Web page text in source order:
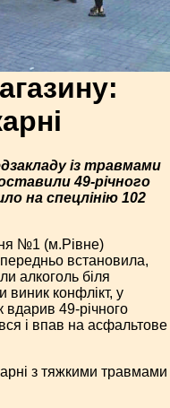
із травмами
49-річного
на спецлінію 102
№1 (м.Рівне)
встановила,
алкоголь біля
виник конфлікт, у
вдарив 49-річного
і впав на асфальтове
з тяжкими травмами